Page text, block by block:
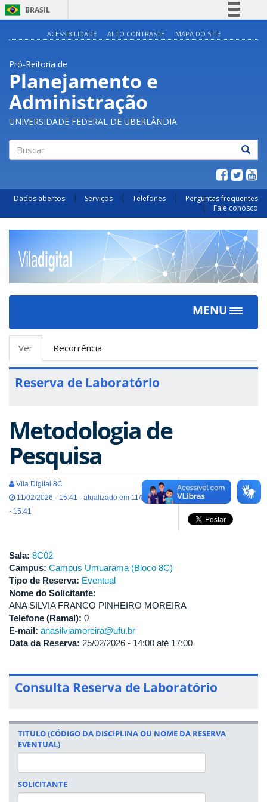
BRASIL
Acesso à informação
ACESSIBILIDADE ALTO CONTRASTE MAPA DO SITE
Pró-Reitoria de
Planejamento e
Administração
UNIVERSIDADE FEDERAL DE UBERLÂNDIA
Dados abertos Serviços Telefones
Perguntas frequentes
Fale conosco
MENU
Toggle
Abas
primárias
Ver
ativa)
Recorrência
Reserva de Laboratório
Metodologia de
Pesquisa
Vila Digital 8C
11/02/2026 - 15:41 - atualizado em 11/02/2026
- 15:41
Sala: 8C02
Campus: Campus Umuarama (Bloco 8C)
Tipo de Reserva: Eventual
Nome do Solicitante:
ANA SILVIA FRANCO PINHEIRO MOREIRA
Telefone (Ramal): 0
E-mail: anasilviamoreira@ufu.br
Data da Reserva: 25/02/2026 - 14:00 até 17:00
Consulta Reserva de Laboratório
TITULO (CÓDIGO DA DISCIPLINA OU NOME DA RESERVA
EVENTUAL)
SOLICITANTE